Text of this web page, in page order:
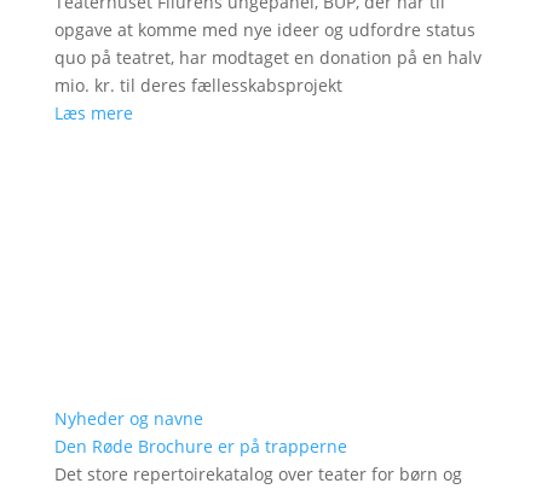
opgave at komme med nye ideer og udfordre status
quo på teatret, har modtaget en donation på en halv
mio. kr. til deres fællesskabsprojekt
Læs mere
Nyheder og navne
Den Røde Brochure er på trapperne
Det store repertoirekatalog over teater for børn og